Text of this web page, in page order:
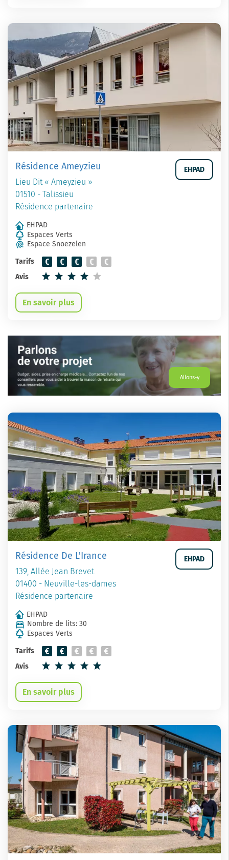
Résidence Ameyzieu
Lieu Dit « Ameyzieu »
01510 - Talissieu
Résidence partenaire
EHPAD
EHPAD
Espaces Verts
Espace Snoezelen
Tarifs
Avis
En savoir plus
Allons-y
Résidence De L'Irance
139, Allée Jean Brevet
01400 - Neuville-les-dames
Résidence partenaire
EHPAD
EHPAD
Nombre de lits: 30
Espaces Verts
Tarifs
Avis
En savoir plus